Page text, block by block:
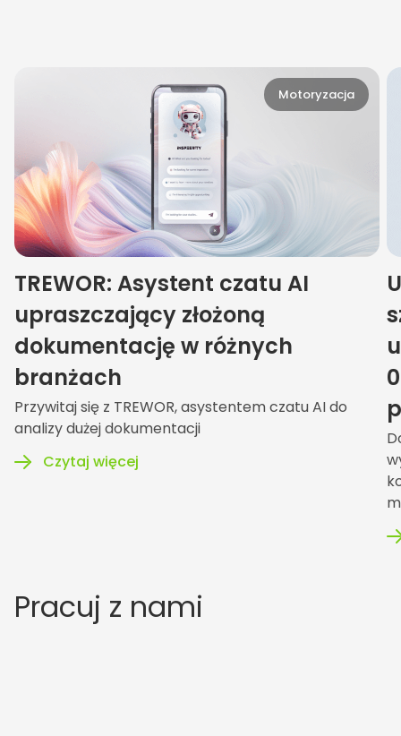
Motoryzacja
TREWOR: Asystent czatu AI
upraszczający złożoną
dokumentację w różnych
branżach
Przywitaj się z TREWOR, asystentem czatu AI do
analizy dużej dokumentacji
Czytaj więcej
Pracuj z nami